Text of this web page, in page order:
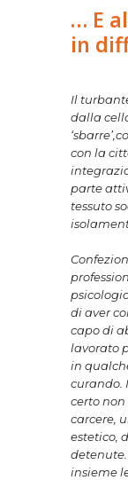
… E
in
Il
dalla
con la
parte
tessuto
di aver
capo di
lavorato
in
curando.
certo non
carcere,
estetico,
insieme